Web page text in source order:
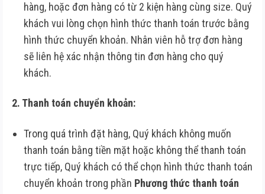
hàng, hoặc đơn hàng có từ 2 kiện hàng cùng size. Quý
khách vui lòng chọn hình thức thanh toán trước bằng
hình thức chuyển khoản. Nhân viên hỗ trợ đơn hàng
sẽ liên hệ xác nhận thông tin đơn hàng cho quý
khách.
2. Thanh toán chuyển khoản:
Trong quá trình đặt hàng, Quý khách không muốn
thanh toán bằng tiền mặt hoặc không thể thanh toán
trực tiếp, Quý khách có thể chọn hình thức thanh toán
chuyển khoản trong phần Phương thức thanh toán